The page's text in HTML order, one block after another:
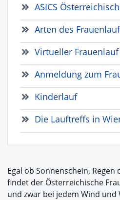
ASICS
Arten des
Virtueller Frauenlauf
Anmeldung zum
Kinderlauf
Die Lauftreffs in
Egal ob Sonnenschein, Regen
findet der Österreichische
und zwar bei jedem Wind und